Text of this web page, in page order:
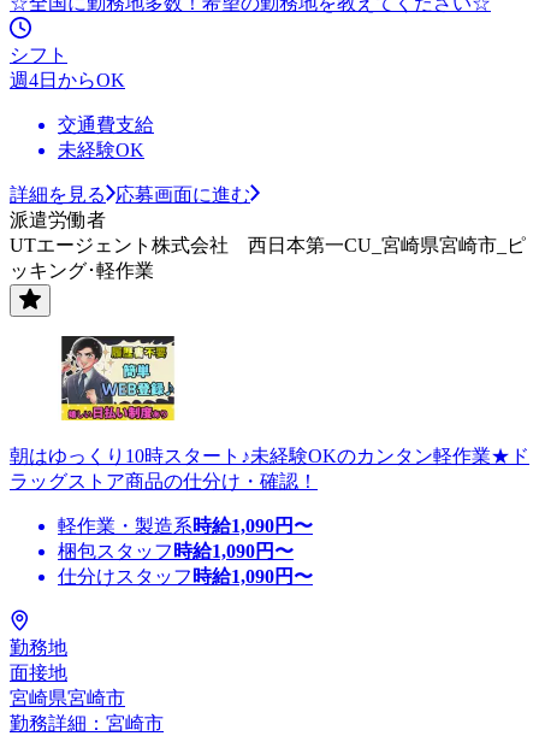
シフト
週4日からOK
交通費支給
未経験OK
詳細を見る
応募画面に進む
派遣労働者
UTエージェント株式会社 西日本第一CU_宮崎県宮崎市_ピ
ッキング･軽作業
朝はゆっくり10時スタート♪未経験OKのカンタン軽作業★ド
ラッグストア商品の仕分け・確認！
軽作業・製造系時給1,090円〜
梱包スタッフ 時給1,090円〜
仕分けスタッフ 時給1,090円〜
勤務地
面接地
宮崎県宮崎市
勤務詳細：宮崎市